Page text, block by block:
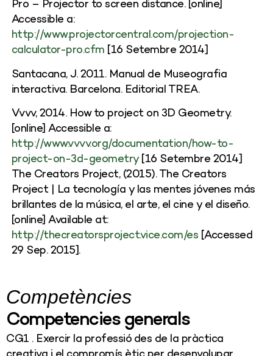
Pro – Projector to screen distance. [online]
Accessible a:
http://www.projectorcentral.com/projection-
calculator-pro.cfm [16 Setembre 2014]
Santacana, J. 2011. Manual de Museografia
interactiva. Barcelona. Editorial TREA.
Vvvv, 2014. How to project on 3D Geometry.
[online] Accessible a:
http://www.vvvv.org/documentation/how-to-
project-on-3d-geometry[16 Setembre 2014]
The Creators Project, (2015). The Creators
Project | La tecnología y las mentes jóvenes más
brillantes de la música, el arte, el cine y el diseño.
[online] Available at:
http://thecreatorsproject.vice.com/es [Accessed
29 Sep. 2015].
Competències
Competencies generals
CG1 . Exercir la professió des de la pràctica